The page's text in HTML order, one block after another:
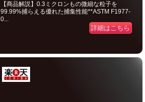
【商品解説】0.3ミクロンもの微細な粒子を
99.99%捕らえる優れた捕集性能**ASTM F1977-
0...
詳細はこちら